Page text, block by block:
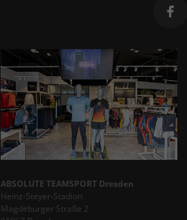
ABSOLUTE TEAMSPORT Dresden
Heinz-Steyer-Stadion
Magdeburger Straße 2